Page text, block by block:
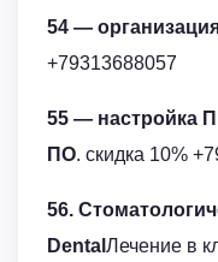
54 —
+79313688057
55 — настройка
ПО. скидка 10%
56.
Dental Лечение в